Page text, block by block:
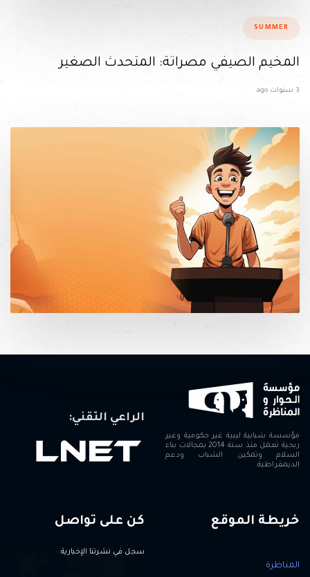
SUMMER
المخيم الصيفي مصراتة: المتحدث الصغير
3 سنوات ago
مؤسسة شبابية ليبية غير حكومية وغير
ربحية تعمل منذ سنة 2014 بمجالات بناء
السلام وتمكين الشباب ودعم
الديمقراطية.
الراعي التقني:
خريطة الموقع
المناظرة
كن على تواصل
سجل في نشرتنا الإخبارية